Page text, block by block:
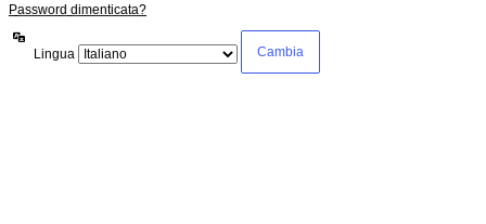
Password dimenticata?
Lingua